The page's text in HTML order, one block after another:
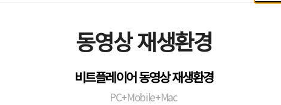
동영상 재생환경
비트플레이어 동영상 재생환경
PC+Mobile+Mac